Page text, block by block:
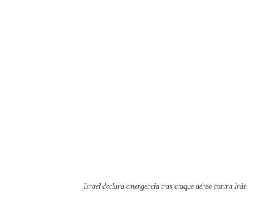
Israel declara emergencia tras ataque aéreo contra Irán